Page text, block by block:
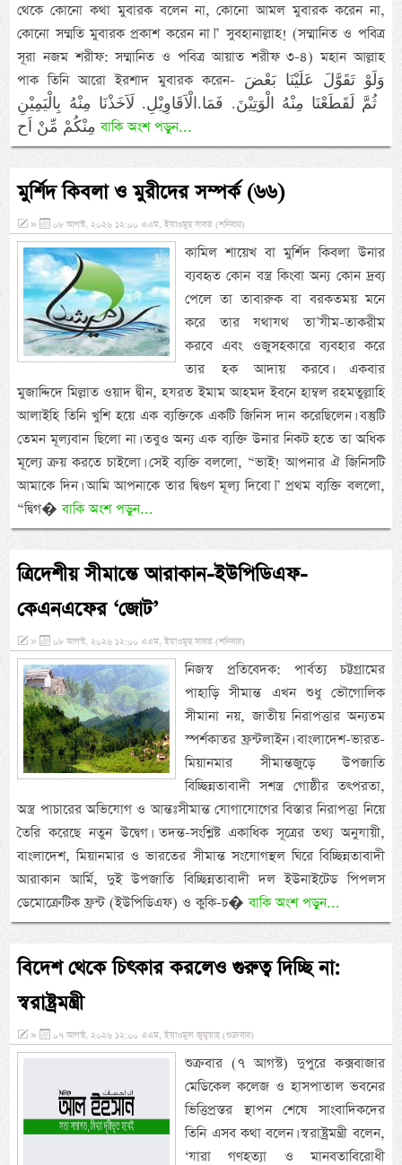
থেকে কোনো কথা মুবারক বলেন না, কোনো আমল মুবারক করেন না,
কোনো সম্মতি মুবারক প্রকাশ করেন না।” সুবহানাল্লাহ! (সম্মানিত ও পবিত্র
সূরা নজম শরীফ: সম্মানিত ও পবিত্র আয়াত শরীফ ৩-৪) মহান আল্লাহ
পাক তিনি আরো ইরশাদ মুবারক করেন- وَلَوْ تَقَوَّلَ عَلَيْنَا بَعْضَ
الْاَقَاوِيْلِ.‏ لَاَخَذْنَا مِنْهُ بِالْيَمِيْنِ.‎‏ ثُمَّ لَقَطَعْنَا مِنْهُ الْوَتِيْنَ. فَمَا
مِنْكُمْ مِّنْ اَحবাকি অংশ পড়ুন...
মুর্শিদ কিবলা ও মুরীদের সম্পর্ক (৬৬)
» ০৮ আগস্ট, ২০২৬ ১২:০০ এএম, ইয়াওমুছ সাবত (শনিবার)
কামিল শায়েখ বা মুর্শিদ কিবলা উনার
ব্যবহৃত কোন বস্ত্র কিংবা অন্য কোন দ্রব্য
পেলে তা তাবারুক বা বরকতময় মনে
করে তার যথাযথ তা’যীম-তাকরীম
করবে এবং ওজুসহকারে ব্যবহার করে
তার হক আদায় করবে। একবার
মুজাদ্দিদে মিল্লাত ওয়াদ দ্বীন, হযরত ইমাম আহমদ ইবনে হাম্বল রহমতুল্লাহি
আলাইহি তিনি খুশি হয়ে এক ব্যক্তিকে একটি জিনিস দান করেছিলেন। বস্তুটি
তেমন মূল্যবান ছিলো না। তবুও অন্য এক ব্যক্তি উনার নিকট হতে তা অধিক
মূল্যে ক্রয় করতে চাইলো। সেই ব্যক্তি বললো, “ভাই! আপনার ঐ জিনিসটি
আমাকে দিন। আমি আপনাকে তার দ্বিগুণ মূল্য দিবো।” প্রথম ব্যক্তি বললো,
“দ্বিগ�বাকি অংশ পড়ুন...
ত্রিদেশীয় সীমান্তে আরাকান-ইউপিডিএফ-
কেএনএফের ‘জোট’
» ০৮ আগস্ট, ২০২৬ ১২:০০ এএম, ইয়াওমুছ সাবত (শনিবার)
নিজস্ব প্রতিবেদক: পার্বত্য চট্টগ্রামের
পাহাড়ি সীমান্ত এখন শুধু ভৌগোলিক
সীমানা নয়, জাতীয় নিরাপত্তার অন্যতম
স্পর্শকাতর ফ্রন্টলাইন। বাংলাদেশ-ভারত-
মিয়ানমার সীমান্তজুড়ে উপজাতি
বিচ্ছিন্নতাবাদী সশস্ত্র গোষ্ঠীর তৎপরতা,
অস্ত্র পাচারের অভিযোগ ও আন্তঃসীমান্ত যোগাযোগের বিস্তার নিরাপত্তা নিয়ে
তৈরি করেছে নতুন উদ্বেগ। তদন্ত-সংশ্লিষ্ট একাধিক সূত্রের তথ্য অনুযায়ী,
বাংলাদেশ, মিয়ানমার ও ভারতের সীমান্ত সংযোগস্থল ঘিরে বিচ্ছিন্নতাবাদী
আরাকান আর্মি, দুই উপজাতি বিচ্ছিন্নতাবাদী দল ইউনাইটেড পিপলস
ডেমোক্রেটিক ফ্রন্ট (ইউপিডিএফ) ও কুকি-চ�বাকি অংশ পড়ুন...
বিদেশ থেকে চিৎকার করলেও গুরুত্ব দিচ্ছি না:
স্বরাষ্ট্রমন্ত্রী
» ০৭ আগস্ট, ২০২৬ ১২:০০ এএম, ইয়াওমুল জুমুয়াহ (শুক্রবার)
শুক্রবার (৭ আগস্ট) দুপুরে কক্সবাজার
মেডিকেল কলেজ ও হাসপাতাল ভবনের
ভিত্তিপ্রস্তর স্থাপন শেষে সাংবাদিকদের
তিনি এসব কথা বলেন। স্বরাষ্ট্রমন্ত্রী বলেন,
‘যারা গণহত্যা ও মানবতাবিরোধী